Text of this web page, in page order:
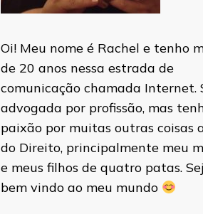
Oi! Meu nome é Rachel e tenho
de 20 anos nessa estrada de
comunicação chamada Internet.
advogada por profissão, mas
paixão por muitas outras coisas
do Direito, principalmente meu
e meus filhos de quatro patas.
bem vindo ao meu mundo